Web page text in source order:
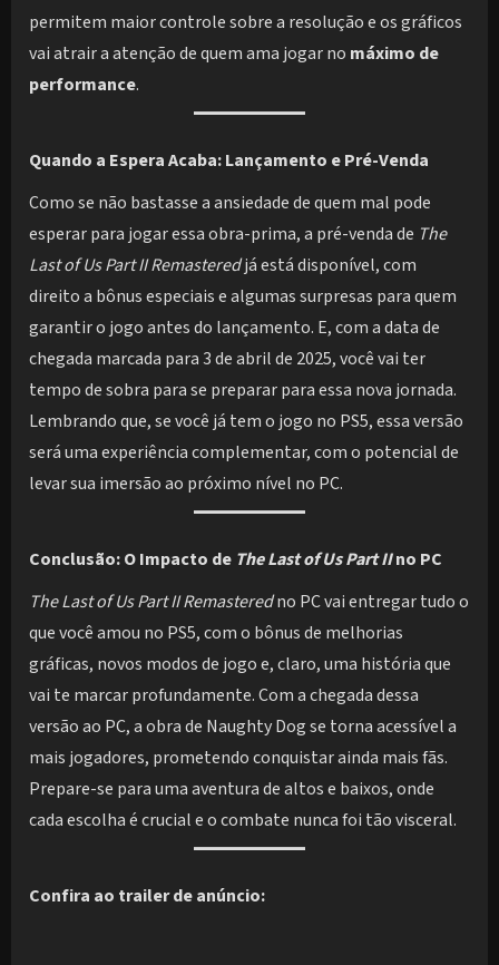
permitem maior controle sobre a resolução e os gráficos
vai atrair a atenção de quem ama jogar no máximo de
performance.
Quando a Espera Acaba: Lançamento e Pré-Venda
Como se não bastasse a ansiedade de quem mal pode
esperar para jogar essa obra-prima, a pré-venda de The
Last of Us Part II Remasteredjá está disponível, com
direito a bônus especiais e algumas surpresas para quem
garantir o jogo antes do lançamento. E, com a data de
chegada marcada para 3 de abril de 2025, você vai ter
tempo de sobra para se preparar para essa nova jornada.
Lembrando que, se você já tem o jogo no PS5, essa versão
será uma experiência complementar, com o potencial de
levar sua imersão ao próximo nível no PC.
Conclusão: O Impacto de The Last of Us Part IIno PC
The Last of Us Part II Remasteredno PC vai entregar tudo o
que você amou no PS5, com o bônus de melhorias
gráficas, novos modos de jogo e, claro, uma história que
vai te marcar profundamente. Com a chegada dessa
versão ao PC, a obra de Naughty Dog se torna acessível a
mais jogadores, prometendo conquistar ainda mais fãs.
Prepare-se para uma aventura de altos e baixos, onde
cada escolha é crucial e o combate nunca foi tão visceral.
Confira ao trailer de anúncio: